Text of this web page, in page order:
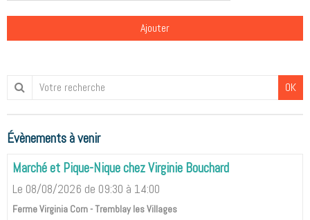
Ajouter
OK
Évènements à venir
Marché et Pique-Nique chez Virginie Bouchard
Le 08/08/2026 de 09:30 à 14:00
Ferme Virginia Corn - Tremblay les Villages